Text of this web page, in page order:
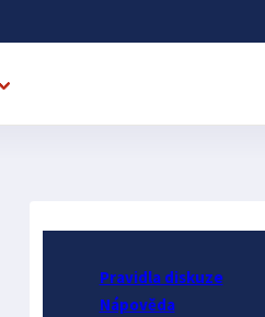
Pravidla diskuze
Nápověda